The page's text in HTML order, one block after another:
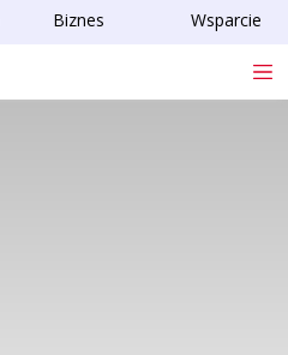
Biznes Wsparcie